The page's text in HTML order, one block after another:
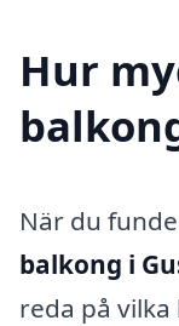
Hur
När du
balkong i
reda på